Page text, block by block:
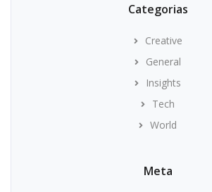
Categorias
Creative
General
Insights
Tech
World
Meta